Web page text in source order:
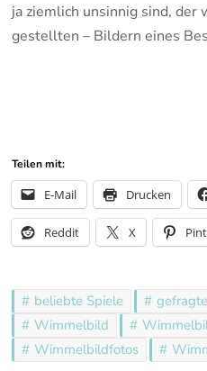
ja ziemlich unsinnig sind, der
gestellten – Bildern eines
Teilen mit:
E-Mail Drucken
Reddit X
beliebte Spiele
Wimmelbild
Wimmelbildfotos